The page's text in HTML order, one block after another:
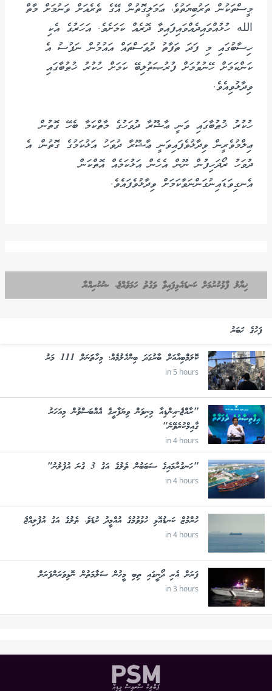
މީސްތަކުން ތަރުބިޔަތުވެ، ޢަމަލީގޮތުން އޭގެ ތެރެއަށް ވަނުމަށް މާތް
الله ހުޅުއްވައިދެއްވައިފައިވާ ދޮރެއް ކަމަށެވެ. އަހަރުގެ އެކި
ހިސާބުގައި މި ފަދަ ތަފާތު ދުވަސްތައް އައުމުން ނަފުސު އެ
ކަންކަމަށް ހޭނުވުމަށް ފުރުޞަތުލިބޭ ކަމަށް ހުކުރު ޚުޠުބާގައި
ވިދާޅުވިއެވެ.
ހުކުރު ޚުޠުބާގައި ވަނީ ޢާޝޫރާ ދުވަހުގެ މާތްކަމާ ބެހޭ ގޮތުން
ޢިލްމުވެރީން ވިދާޅުވެފައިވަނީ ޢާޝޫރާ ދުވަހު އަޅުކަމުގެ ގޮތުން، އެ
ދުވަހު ރޯދަހިފުން ނޫން އެހެން އަޅުކަމެއް އޮތްކަން
އެނގިވަޑައިނުގަންނަވާކަމަށް ވިދާޅުވެފައެވެ.
ޚިޔާލު ފާޅުކުރުމަށް ކަނޑައެޅިފައިވާ ވަގުތު ހަމަވެއްޖެ، ޝުކުރިއްޔާ
ފަހުގެ ޚަބަރު
ކޮލަމްބިއާއަށް ބާރުގަދަ ބިންހެލުމެއް؛ މިހާތަަނަށް 111 މަރު
in 5 hours
"ރާއްޖެ-އިންޑިއާ މިނިވަން ވިޔަފާރީގެ އެއްބަސްވުން މިއަހަރު
ގާއިމްކުރެވޭނެ"
in 4 hours
"ހަނގުރާމައިގެ ސަބަބުން ތެލުގެ އަގު 3 ގުނަ އުފުލުނު"
in 4 hours
ހުރްމުޒް ކަނޑުއޮޅި ހުޅުވުމުގެ އުއްމީދު ކުޑަވެ، ތެލުގެ އަގު އުފުލިއްޖެ
in 4 hours
ފަރަށް އެރި ދޯނީގައި ތިބި މީހުން ސަލާމަތުން ނޮޅިވަރަންފަރަށް
in 3 hours